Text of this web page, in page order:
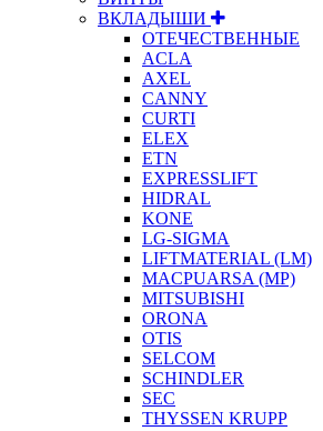
ВКЛАДЫШИ
ОТЕЧЕСТВЕННЫЕ
ACLA
AXEL
CANNY
CURTI
ELEX
ETN
EXPRESSLIFT
HIDRAL
KONE
LG-SIGMA
LIFTMATERIAL (LM)
MACPUARSA (MP)
MITSUBISHI
ORONA
OTIS
SELCOM
SCHINDLER
SEC
THYSSEN KRUPP